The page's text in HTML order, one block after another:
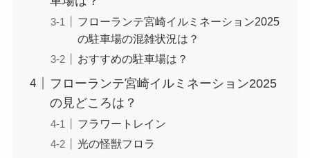
フローランテ宮崎イルミネーション2025
の駐車場の混雑状況は？
おすすめの駐車場は？
フローランテ宮崎イルミネーション2025
の見どころは？
フラワートレイン
光の怪獣フロラ